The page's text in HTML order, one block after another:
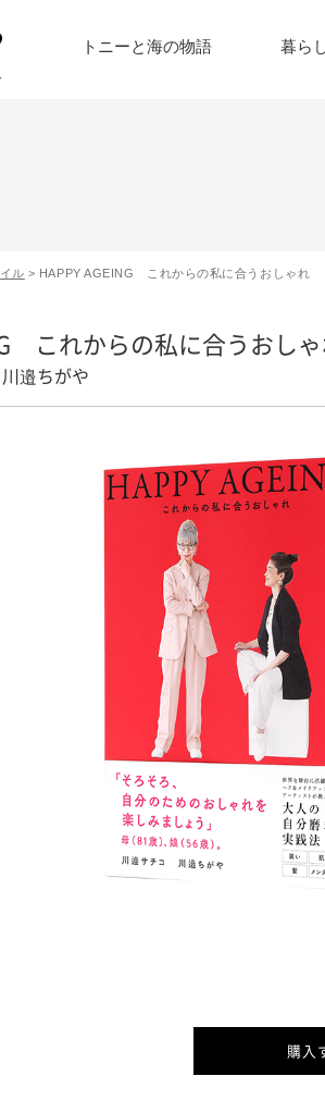
トニーと海の物語 暮ら
ル > HAPPY AGEING これからの私に合うおしゃれ
これからの私に合うおし
邉ちがや
購入